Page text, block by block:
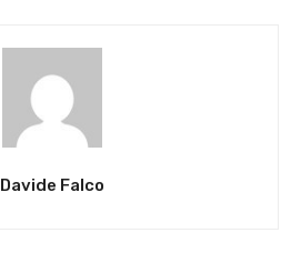
Davide Falco